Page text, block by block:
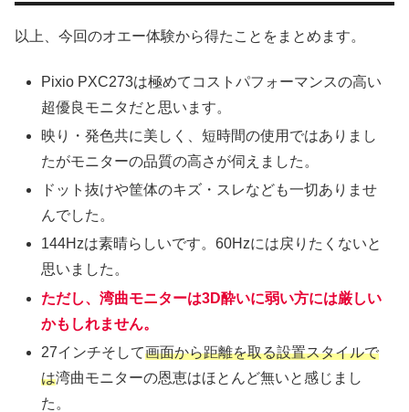
以上、今回のオエー体験から得たことをまとめます。
Pixio PXC273は極めてコストパフォーマンスの高い
超優良モニタだと思います。
映り・発色共に美しく、短時間の使用ではありまし
たがモニターの品質の高さが伺えました。
ドット抜けや筐体のキズ・スレなども一切ありませ
んでした。
144Hzは素晴らしいです。60Hzには戻りたくないと
思いました。
ただし、湾曲モニターは3D酔いに弱い方には厳しい
かもしれません。
27インチそして画面から距離を取る設置スタイルで
は湾曲モニターの恩恵はほとんど無いと感じまし
た。